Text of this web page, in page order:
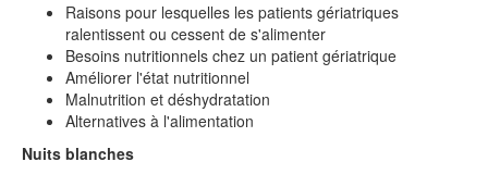
Raisons pour lesquelles les patients gériatriques
ralentissent ou cessent de s'alimenter
Besoins nutritionnels chez un patient gériatrique
Améliorer l'état nutritionnel
Malnutrition et déshydratation
Alternatives à l'alimentation
Nuits blanches